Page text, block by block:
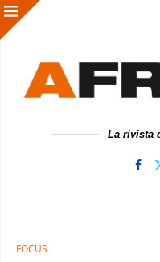
La rivista
FOCUS